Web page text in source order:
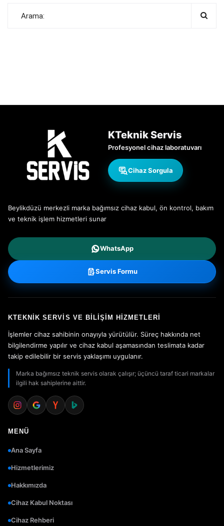
KTeknik Servis
Profesyonel cihaz laboratuvarı
Cihaz Sorgula
Beylikdüzü merkezli marka bağımsız cihaz kabul, ön kontrol, bakım
ve teknik işlem hizmetleri sunar
WhatsApp
Servis Formu
KTEKNIK SERVIS VE BILIŞIM HIZMETLERI
İşlemler cihaz sahibinin onayıyla yürütülür. Süreç hakkında net
bilgilendirme yapılır ve cihaz kabul aşamasından teslimata kadar
takip edilebilir bir servis yaklaşımı uygulanır.
Marka bağımsız teknik servis olarak çalışır; üçüncü taraf ticari markalar
ilgili hak sahiplerine aittir.
MENÜ
Ana Sayfa
Hizmetlerimiz
Hakkımızda
Cihaz Kabul Noktası
Cihaz Rehberi